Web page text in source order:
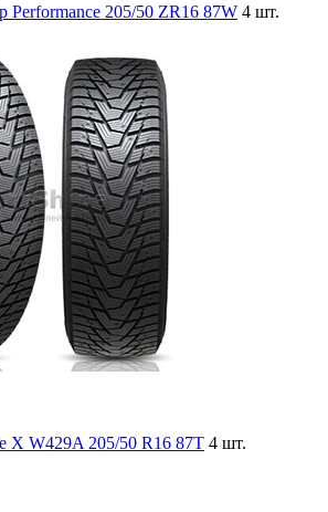
Performance 205/50 ZR16 87W 4 шт.
X W429A 205/50 R16 87T 4 шт.